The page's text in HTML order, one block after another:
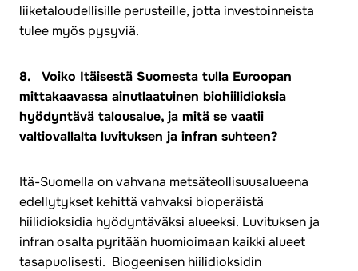
liiketaloudellisille perusteille, jotta investoinneista
tulee myös pysyviä.
8. Voiko Itäisestä Suomesta tulla Euroopan
mittakaavassa ainutlaatuinen biohiilidioksia
hyödyntävä talousalue, ja mitä se vaatii
valtiovallalta luvituksen ja infran suhteen?
Itä-Suomella on vahvana metsäteollisuusalueena
edellytykset kehittä vahvaksi bioperäistä
hiilidioksidia hyödyntäväksi alueeksi. Luvituksen ja
infran osalta pyritään huomioimaan kaikki alueet
tasapuolisesti. Biogeenisen hiilidioksidin